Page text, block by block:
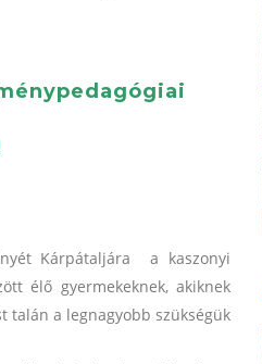
Kárpátaljára a kaszonyi
élő gyermekeknek, akiknek
talán a legnagyobb szükségük